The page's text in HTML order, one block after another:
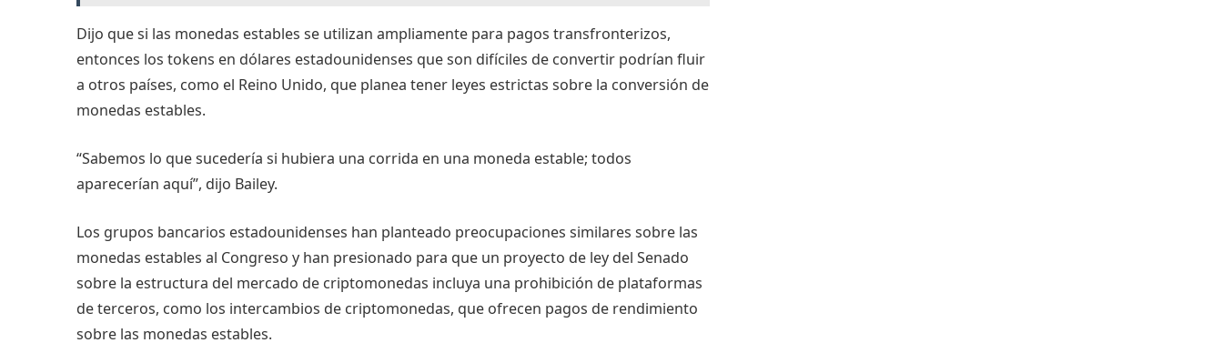
Dijo que si las monedas estables se utilizan ampliamente para pagos transfronterizos,
entonces los tokens en dólares estadounidenses que son difíciles de convertir podrían fluir
a otros países, como el Reino Unido, que planea tener leyes estrictas sobre la conversión de
monedas estables.
“Sabemos lo que sucedería si hubiera una corrida en una moneda estable; todos
aparecerían aquí”, dijo Bailey.
Los grupos bancarios estadounidenses han planteado preocupaciones similares sobre las
monedas estables al Congreso y han presionado para que un proyecto de ley del Senado
sobre la estructura del mercado de criptomonedas incluya una prohibición de plataformas
de terceros, como los intercambios de criptomonedas, que ofrecen pagos de rendimiento
sobre las monedas estables.